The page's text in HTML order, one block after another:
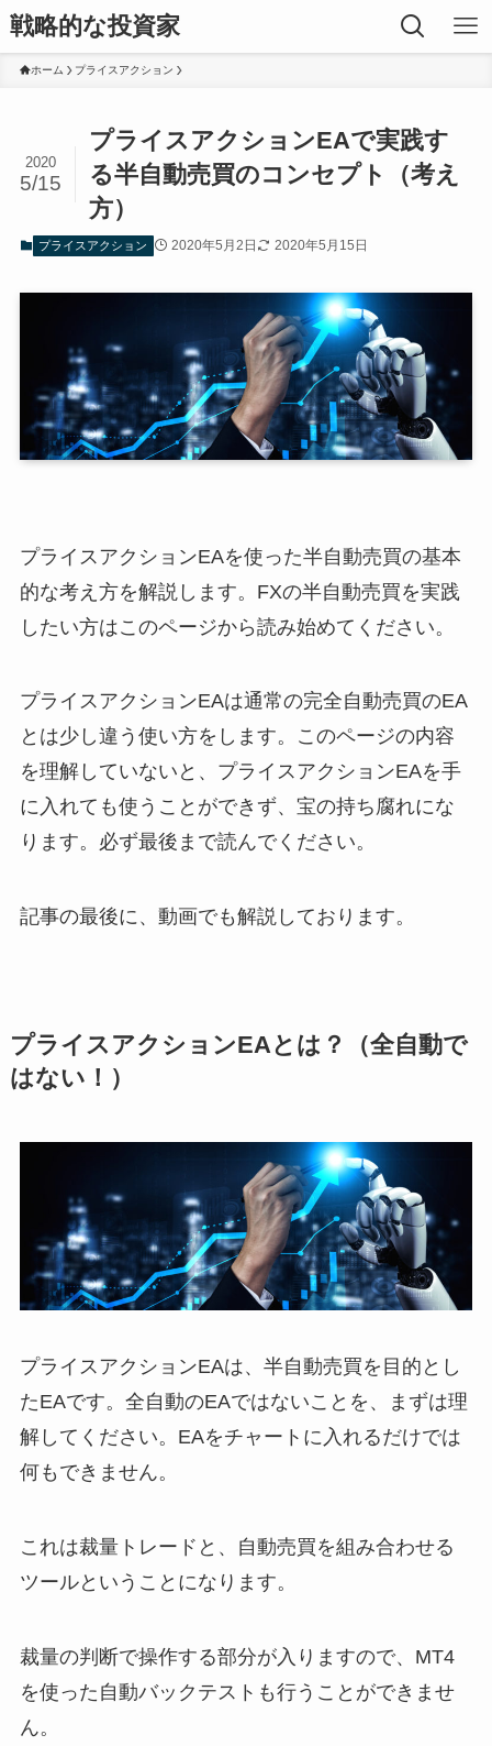
戦略的な投資家
ホーム プライスアクション
プライスアクションEAで実践す
る半自動売買のコンセプト（考え
方）
2020
5/15
プライスアクション 2020年5月2日 2020年5月15日
プライスアクションEAを使った半自動売買の基本
的な考え方を解説します。FXの半自動売買を実践
したい方はこのページから読み始めてください。
プライスアクションEAは通常の完全自動売買のEA
とは少し違う使い方をします。このページの内容
を理解していないと、プライスアクションEAを手
に入れても使うことができず、宝の持ち腐れにな
ります。必ず最後まで読んでください。
記事の最後に、動画でも解説しております。
プライスアクションEAとは？（全自動で
はない！）
プライスアクションEAは、半自動売買を目的とし
たEAです。全自動のEAではないことを、まずは理
解してください。EAをチャートに入れるだけでは
何もできません。
これは裁量トレードと、自動売買を組み合わせる
ツールということになります。
裁量の判断で操作する部分が入りますので、MT4
を使った自動バックテストも行うことができませ
ん。